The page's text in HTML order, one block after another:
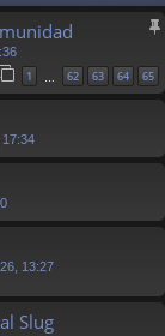
1 62 63 64 65
13:27
Slug